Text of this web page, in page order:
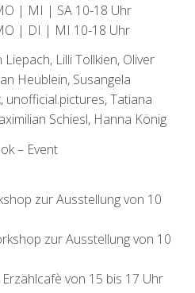
| MI | SA 10-18 Uhr
| DI | MI 10-18 Uhr
Lilli Tollkien, Oliver
Heublein, Susangela
unofficial.pictures, Tatiana
Schiesl, Hanna König
– Event
zur Ausstellung von 10
zur Ausstellung von 10
von 15 bis 17 Uhr